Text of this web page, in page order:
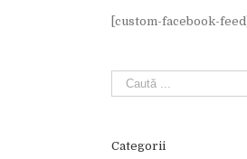
[custom-facebook-feed]
Categorii